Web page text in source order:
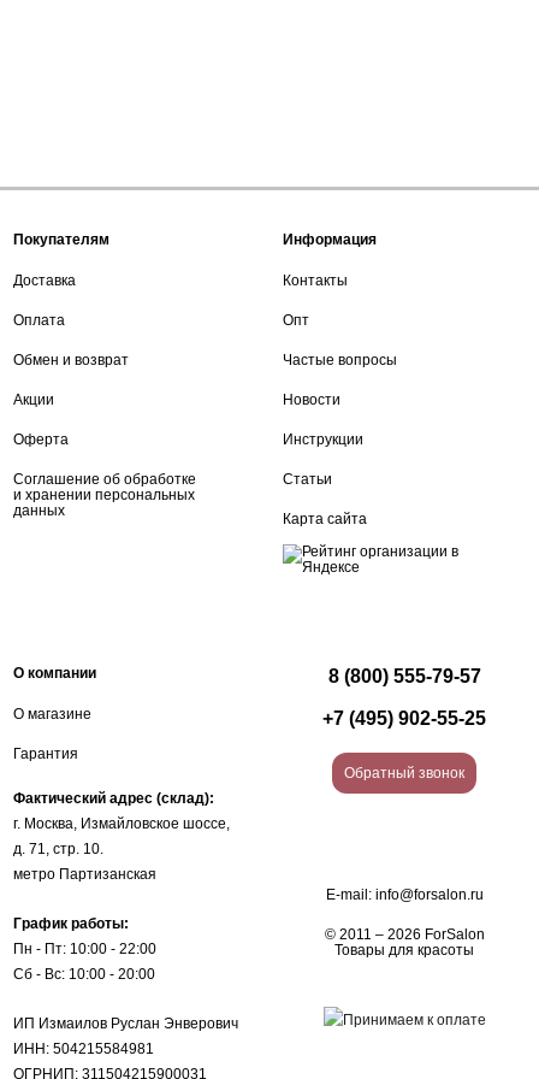
Покупателям
Доставка
Оплата
Обмен и возврат
Акции
Оферта
Соглашение об обработке
и хранении персональных
данных
Информация
Контакты
Опт
Частые вопросы
Новости
Инструкции
Статьи
Карта сайта
О компании
О магазине
Гарантия
Фактический адрес (склад):
г. Москва, Измайловское шоссе,
д. 71, стр. 10.
метро Партизанская
График работы:
Пн - Пт: 10:00 - 22:00
Сб - Вс: 10:00 - 20:00
ИП Измаилов Руслан Энверович
ИНН: 504215584981
ОГРНИП: 311504215900031
8 (800) 555-79-57
+7 (495) 902-55-25
Обратный звонок
E-mail: info@forsalon.ru
© 2011 – 2026 ForSalon
Товары для красоты